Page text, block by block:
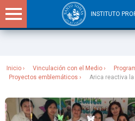
INSTITUTO
Inicio Vinculación con el Medio
Proyectos emblemáticos
Arica reactiva la